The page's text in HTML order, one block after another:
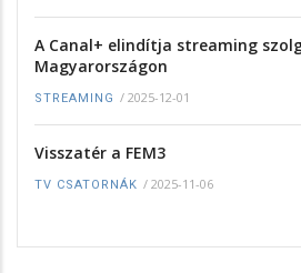
A Canal+ elindítja streaming
Magyarországon
STREAMING / 2025-12-01
Visszatér a FEM3
TV CSATORNÁK / 2025-11-06